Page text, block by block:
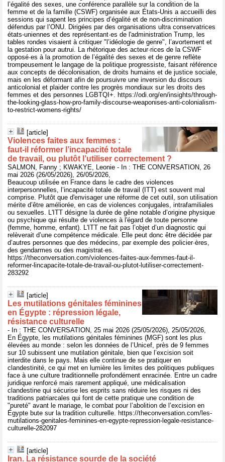
l’égalité des sexes, une conférence parallèle sur la condition de la
femme et de la famille (CSWF) organisée aux États-Unis a accueilli des
sessions qui sapent les principes d’égalité et de non-discrimination
défendus par l’ONU. Dirigées par des organisations ultra conservatrices
états-uniennes et des représentant·es de l'administration Trump, les
tables rondes visaient à critiquer "l’idéologie de genre", l’avortement et
la gestation pour autrui. La rhétorique des acteur·rices de la CSWF
opposé·es à la promotion de l’égalité des sexes et de genre reflète
trompeusement le langage de la politique progressiste, faisant référence
aux concepts de décolonisation, de droits humains et de justice sociale,
mais en les déformant afin de poursuivre une inversion du discours
anticolonial et plaider contre les progrès mondiaux sur les droits des
femmes et des personnes LGBTQI+. https://odi.org/en/insights/through-
the-looking-glass-how-pro-family-discourse-weaponises-anti-colonialism-
to-restrict-womens-rights/
[article]
Violences faites aux femmes :
faut‑il réformer l’incapacité totale
de travail, ou plutôt l’utiliser correctement ?
SALMON, Fanny ; KWAKYE, Leonie - In : THE CONVERSATION, 26
mai 2026 (26/05/2026), 26/05/2026,
Beaucoup utilisée en France dans le cadre des violences
interpersonnelles, l’incapacité totale de travail (ITT) est souvent mal
comprise. Plutôt que d'envisager une réforme de cet outil, son utilisation
mérite d’être améliorée, en cas de violences conjugales, intrafamiliales
ou sexuelles. L'ITT désigne la durée de gêne notable d’origine physique
ou psychique qui résulte de violences à l'égard de toute personne
(femme, homme, enfant). L'ITT ne fait pas l’objet d’un diagnostic qui
relèverait d’une compétence médicale. Elle peut donc être décidée par
d’autres personnes que des médecins, par exemple des policier·ères,
des gendarmes ou des magistrat·es.
https://theconversation.com/violences-faites-aux-femmes-faut-il-
reformer-lincapacite-totale-de-travail-ou-plutot-lutiliser-correctement-
283292
[article]
Les mutilations génitales féminines
en Égypte : répression légale,
résistance culturelle
- In : THE CONVERSATION, 25 mai 2026 (25/05/2026), 25/05/2026,
En Égypte, les mutilations génitales féminines (MGF) sont les plus
élevées au monde : selon les données de l’Unicef, près de 9 femmes
sur 10 subissent une mutilation génitale, bien que l’excision soit
interdite dans le pays. Mais elle continue de se pratiquer en
clandestinité, ce qui met en lumière les limites des politiques publiques
face à une culture traditionnelle profondément enracinée. Entre un cadre
juridique renforcé mais rarement appliqué, une médicalisation
clandestine qui sécurise les esprits sans réduire les risques ni des
traditions patriarcales qui font de cette pratique une condition de
"pureté" avant le mariage, le combat pour l’abolition de l’excision en
Égypte bute sur la tradition culturelle. https://theconversation.com/les-
mutilations-genitales-feminines-en-egypte-repression-legale-resistance-
culturelle-282097
[article]
Iran. La résistance sourde de la société